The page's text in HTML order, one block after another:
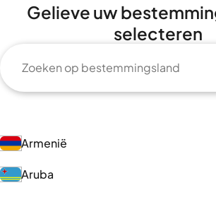
Gelieve uw
selecteren
Armenië
Aruba